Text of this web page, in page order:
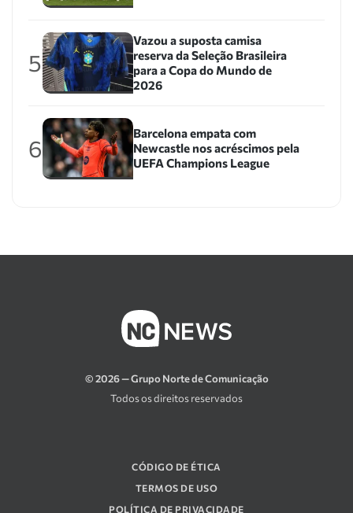
5
Vazou a suposta camisa
reserva da Seleção Brasileira
para a Copa do Mundo de
2026
6
Barcelona empata com
Newcastle nos acréscimos pela
UEFA Champions League
© 2026 — Grupo Norte de Comunicação
Todos os direitos reservados
CÓDIGO DE ÉTICA
TERMOS DE USO
POLÍTICA DE PRIVACIDADE